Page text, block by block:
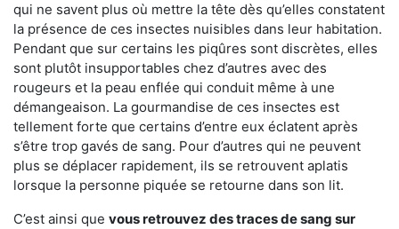
qui ne savent plus où mettre la tête dès qu’elles constatent
la présence de ces insectes nuisibles dans leur habitation.
Pendant que sur certains les piqûres sont discrètes, elles
sont plutôt insupportables chez d’autres avec des
rougeurs et la peau enflée qui conduit même à une
démangeaison. La gourmandise de ces insectes est
tellement forte que certains d’entre eux éclatent après
s’être trop gavés de sang. Pour d’autres qui ne peuvent
plus se déplacer rapidement, ils se retrouvent aplatis
lorsque la personne piquée se retourne dans son lit.
C’est ainsi que vous retrouvez des traces de sang sur